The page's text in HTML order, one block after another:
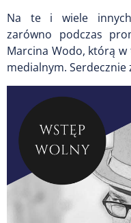
Na te i wiele
zarówno podczas
Marcina Wodo, którą
medialnym.